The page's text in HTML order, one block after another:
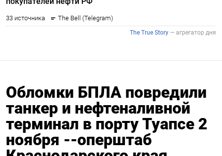
Обломки БПЛА повредили
танкер и нефтеналивной
терминал в порту Туапсе 2
ноября --оперштаб